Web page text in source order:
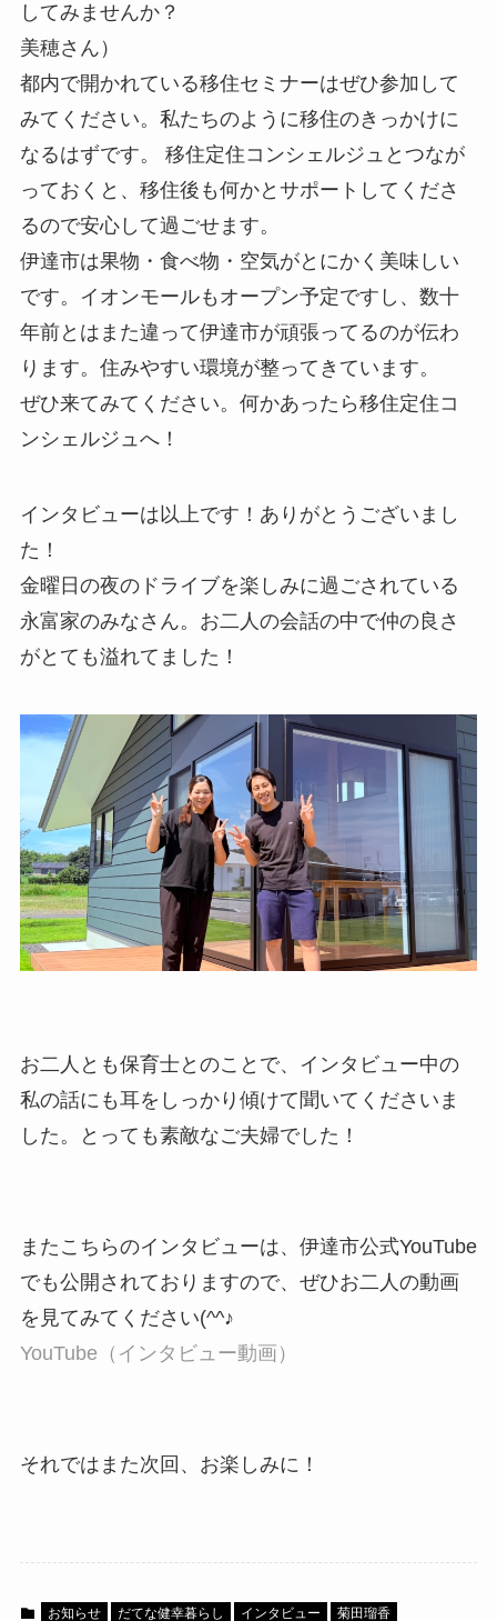
してみませんか？
美穂さん）
都内で開かれている移住セミナーはぜひ参加して
みてください。私たちのように移住のきっかけに
なるはずです。 移住定住コンシェルジュとつなが
っておくと、移住後も何かとサポートしてくださ
るので安心して過ごせます。
伊達市は果物・食べ物・空気がとにかく美味しい
です。イオンモールもオープン予定ですし、数十
年前とはまた違って伊達市が頑張ってるのが伝わ
ります。住みやすい環境が整ってきています。
ぜひ来てみてください。何かあったら移住定住コ
ンシェルジュへ！
インタビューは以上です！ありがとうございまし
た！
金曜日の夜のドライブを楽しみに過ごされている
永富家のみなさん。お二人の会話の中で仲の良さ
がとても溢れてました！
お二人とも保育士とのことで、インタビュー中の
私の話にも耳をしっかり傾けて聞いてくださいま
した。とっても素敵なご夫婦でした！
またこちらのインタビューは、伊達市公式YouTube
でも公開されておりますので、ぜひお二人の動画
を見てみてください(^^♪
YouTube（インタビュー動画）
それではまた次回、お楽しみに！
お知らせ だてな健幸暮らし インタビュー 菊田瑠香